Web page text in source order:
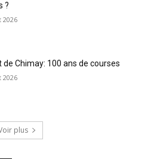
?
2026
de Chimay: 100 ans de courses
2026
plus